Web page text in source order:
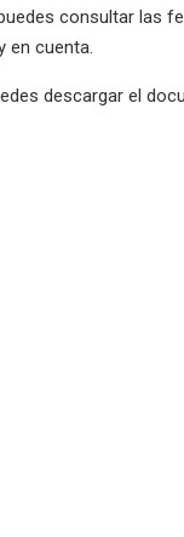
consultar las
en cuenta.
descargar el